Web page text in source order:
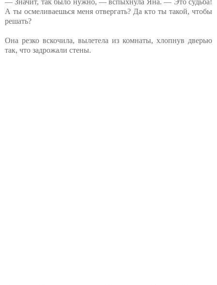
А ты осмеливаешься меня отвергать? Да кто ты такой, чтобы
решать?
Она резко вскочила, вылетела из комнаты, хлопнув дверью
так, что задрожали стены.